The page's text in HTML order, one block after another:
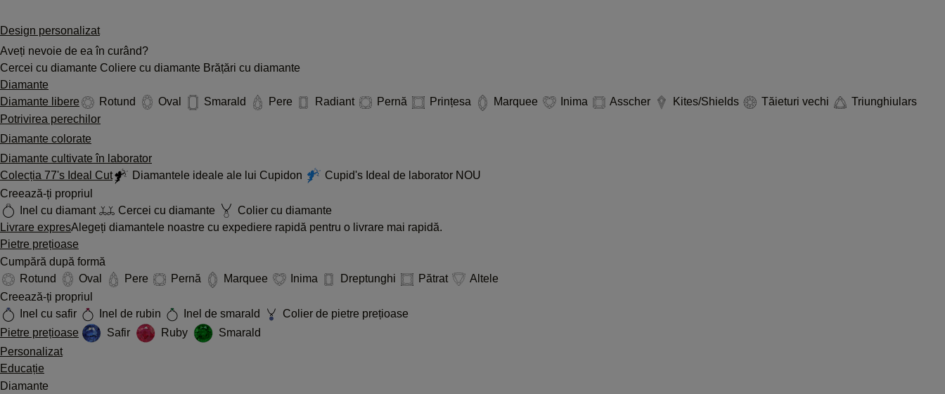
Design personalizat
Aveți nevoie de ea în curând?
Cercei cu diamante Coliere cu diamante Brățări cu diamante
Diamante
Diamante libere
Rotund Oval Smarald Pere Radiant Pernă Prințesa Marquee Inima Asscher Kites/Shields Tăieturi vechi
Triunghiulars
Potrivirea perechilor
Diamante colorate
Diamante cultivate în laborator
Colecția 77's Ideal Cut
Diamantele ideale ale lui Cupidon Cupid's Ideal de laborator NOU
Creează-ți propriul
Inel cu diamant
Cercei cu diamante
Colier cu diamante
Livrare expresAlegeți diamantele noastre cu expediere rapidă pentru o livrare mai rapidă.
Pietre prețioase
Cumpără după formă
Rotund
Oval Pere Pernă Marquee Inima Dreptunghi Pătrat
Altele
Creează-ți propriul
Inel cu safir
Inel de rubin Inel de smarald
Colier de pietre prețioase
Pietre prețioase
Safir Ruby
Smarald
Personalizat
Educație
Diamante